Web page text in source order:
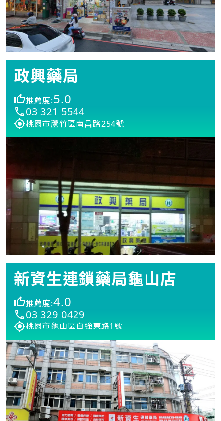
政興藥局
推薦度:5.0
03 321 5544
桃園市蘆竹區南昌路254號
新資生連鎖藥局龜山店
推薦度:4.0
03 329 0429
桃園市龜山區自強東路1號